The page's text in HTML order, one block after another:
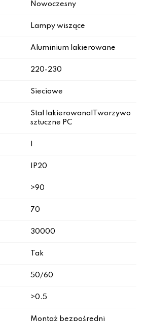
Nowoczesny
Lampy wiszące
Aluminium lakierowane
220-230
Sieciowe
Stal lakierowana|Tworzywo
sztuczne PC
IP20
>90
70
30000
Tak
50/60
>0.5
Montaż bezpośredni